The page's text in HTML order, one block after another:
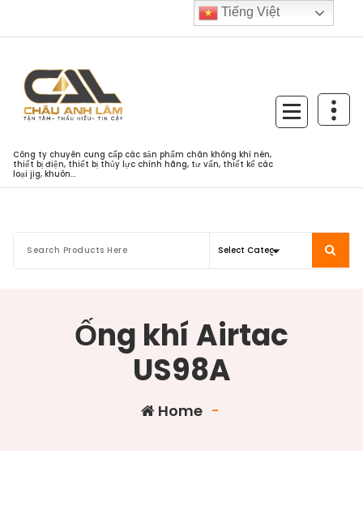
Công ty chuyên cung cấp các sản phẩm chân không khí nén,
thiết bị điện, thiết bị thủy lực chính hãng, tư vấn, thiết kế các
loại jig, khuôn...
Ống khí Airtac
US98A
Home -
Tiếng Việt